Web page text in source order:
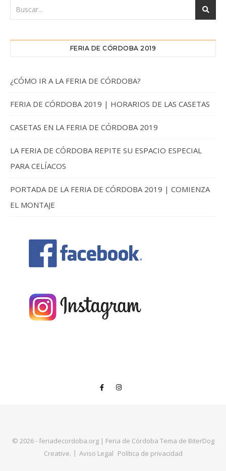
FERIA DE CÓRDOBA 2019
¿CÓMO IR A LA FERIA DE CÓRDOBA?
FERIA DE CÓRDOBA 2019 | HORARIOS DE LAS CASETAS
CASETAS EN LA FERIA DE CÓRDOBA 2019
LA FERIA DE CÓRDOBA REPITE SU ESPACIO ESPECIAL
PARA CELÍACOS
PORTADA DE LA FERIA DE CÓRDOBA 2019 | COMIENZA
EL MONTAJE
© 2026 - feriadecordoba.org | Feria de Córdoba Tema de BiterDog
Creative. Aviso Legal Política de privacidad